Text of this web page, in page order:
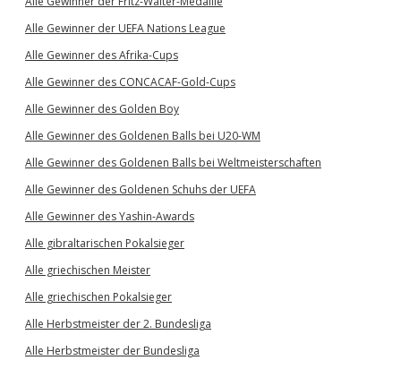
Alle Gewinner der UEFA Nations League
Alle Gewinner des Afrika-Cups
Alle Gewinner des CONCACAF-Gold-Cups
Alle Gewinner des Golden Boy
Alle Gewinner des Goldenen Balls bei U20-WM
Alle Gewinner des Goldenen Balls bei Weltmeisterschaften
Alle Gewinner des Goldenen Schuhs der UEFA
Alle Gewinner des Yashin-Awards
Alle gibraltarischen Pokalsieger
Alle griechischen Meister
Alle griechischen Pokalsieger
Alle Herbstmeister der 2. Bundesliga
Alle Herbstmeister der Bundesliga